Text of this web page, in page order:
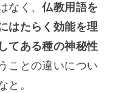
なく、仏教用語を
はたらく効能を理
てある種の神秘性
ことの違いについ
と。